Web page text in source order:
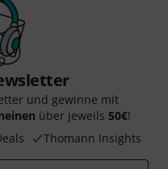
und gewinne mit
über jeweils 50€!
Thomann Insights